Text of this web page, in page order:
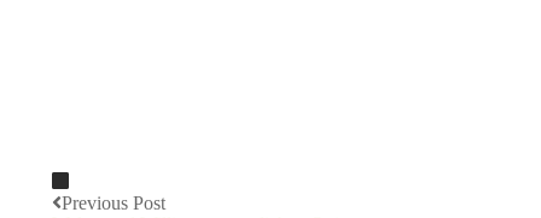
Previous Post